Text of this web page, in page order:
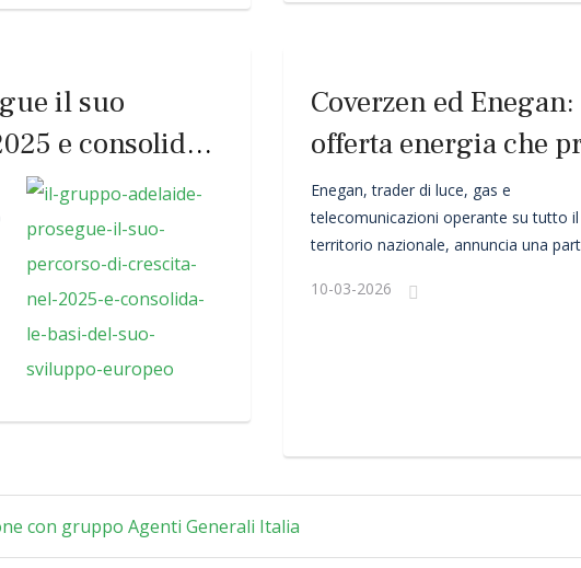
il suo
e consolida
Coverzen ed
offerta energia che
italiane dai rischi
del cambiamento
Enegan, trader di luce, gas e
telecomunicazioni operante su tutto il
territorio nazionale, annuncia una
distribuzione assicurativa digitale.
10-03-2026
con gruppo Agenti Generali Italia